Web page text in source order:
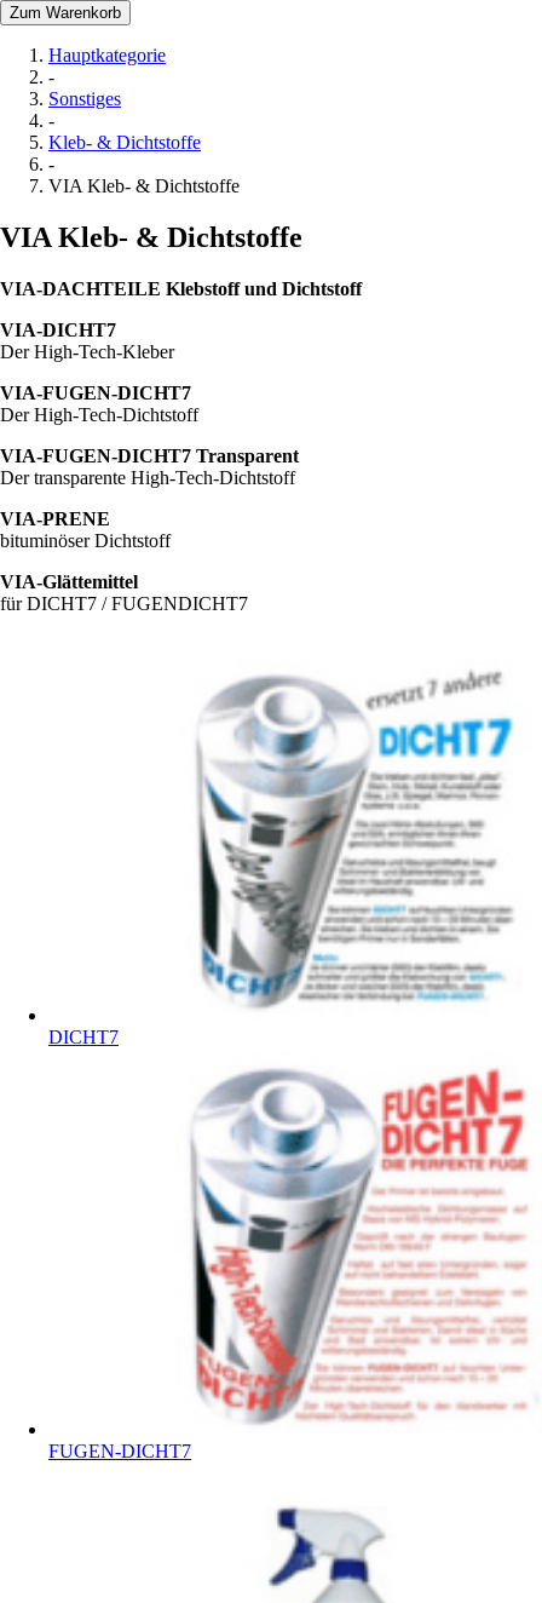
Zum Warenkorb
Hauptkategorie
-
Sonstiges
-
Kleb- & Dichtstoffe
-
VIA Kleb- & Dichtstoffe
VIA Kleb- & Dichtstoffe
VIA-DACHTEILE Klebstoff und Dichtstoff
VIA-DICHT7
Der High-Tech-Kleber
VIA-FUGEN-DICHT7
Der High-Tech-Dichtstoff
VIA-FUGEN-DICHT7 Transparent
Der transparente High-Tech-Dichtstoff
VIA-PRENE
bituminöser Dichtstoff
VIA-Glättemittel
für DICHT7 / FUGENDICHT7
DICHT7
FUGEN-DICHT7